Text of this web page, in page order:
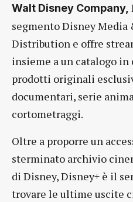
Walt Disney Company,
segmento Disney
Distribution e offre
insieme a un catalogo
prodotti originali
documentari, serie
cortometraggi.
Oltre a proporre un
sterminato archivio
di Disney, Disney+ è il
trovare le ultime uscite